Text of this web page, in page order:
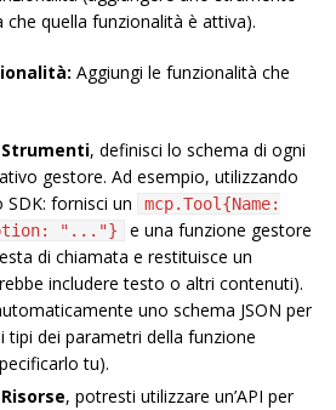
che quella funzionalità è attiva).
Aggiungi le funzionalità che
Strumenti, definisci lo schema di ogni
gestore. Ad esempio, utilizzando
SDK: fornisci un
mcp.Tool{Name:
"..."}
e una funzione gestore
di chiamata e restituisce un
includere testo o altri contenuti).
uno schema JSON per
tipi dei parametri della funzione
tu).
Risorse, potresti utilizzare un’API per